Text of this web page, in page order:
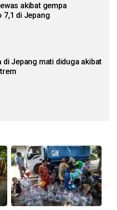
akibat gempa
7,1 di Jepang
di Jepang mati diduga akibat